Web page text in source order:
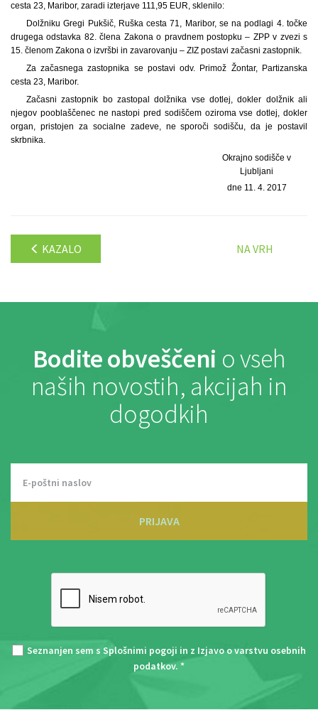
cesta 23, Maribor, zaradi izterjave 111,95 EUR, sklenilo:
Dolžniku Gregi Pukšič, Ruška cesta 71, Maribor, se na podlagi 4. točke
drugega odstavka 82. člena Zakona o pravdnem postopku – ZPP v zvezi s
15. členom Zakona o izvršbi in zavarovanju – ZIZ postavi začasni zastopnik.
Za začasnega zastopnika se postavi odv. Primož Žontar, Partizanska
cesta 23, Maribor.
Začasni zastopnik bo zastopal dolžnika vse dotlej, dokler dolžnik ali
njegov pooblaščenec ne nastopi pred sodiščem oziroma vse dotlej, dokler
organ, pristojen za socialne zadeve, ne sporoči sodišču, da je postavil
skrbnika.
Okrajno sodišče v
Ljubljani
dne 11. 4. 2017
KAZALO NA VRH
Bodite obveščeni o vseh
naših novostih, akcijah in
dogodkih
PRIJAVA
Seznanjen sem s Splošnimi pogoji in z Izjavo o varstvu osebnih
podatkov. *